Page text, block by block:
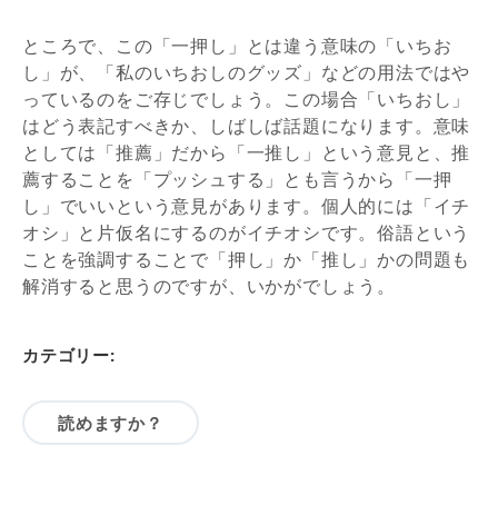
ところで、この「一押し」とは違う意味の「いちお
し」が、「私のいちおしのグッズ」などの用法ではや
っているのをご存じでしょう。この場合「いちおし」
はどう表記すべきか、しばしば話題になります。意味
としては「推薦」だから「一推し」という意見と、推
薦することを「プッシュする」とも言うから「一押
し」でいいという意見があります。個人的には「イチ
オシ」と片仮名にするのがイチオシです。俗語という
ことを強調することで「押し」か「推し」かの問題も
解消すると思うのですが、いかがでしょう。
カテゴリー:
読めますか？